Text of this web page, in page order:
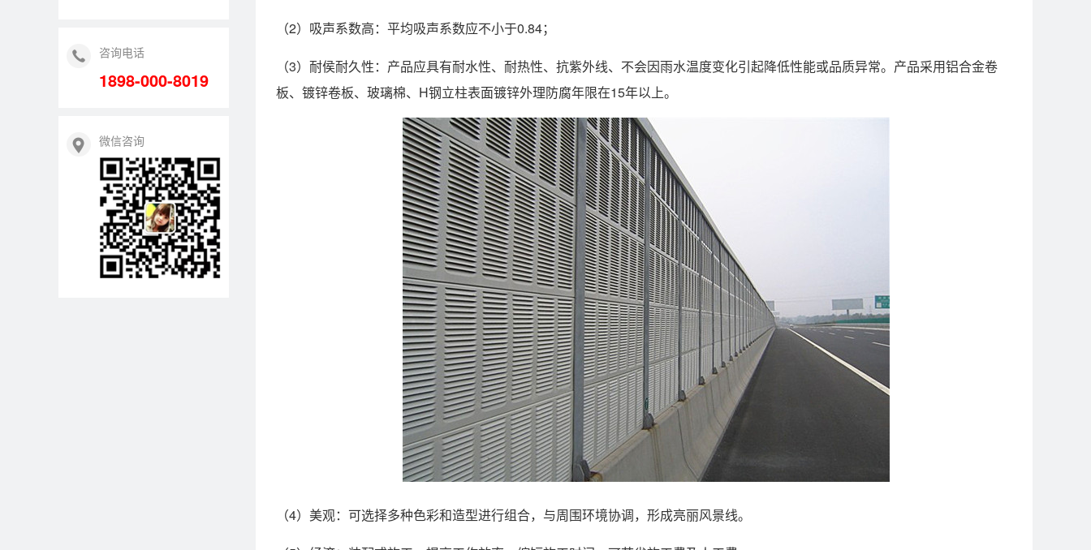
咨询电话
1898-000-8019
微信咨询
（2）吸声系数高：平均吸声系数应不小于0.84；
（3）耐侯耐久性：产品应具有耐水性、耐热性、抗紫外线、不会因雨水温度变化引起降低性能或品质异常。产品采用铝合金卷
板、镀锌卷板、玻璃棉、H钢立柱表面镀锌外理防腐年限在15年以上。
（4）美观：可选择多种色彩和造型进行组合，与周围环境协调，形成亮丽风景线。